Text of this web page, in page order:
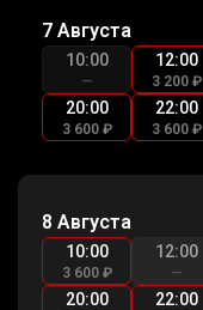
7 Августа
10:00
—
12:00
3 200 ₽
20:00
3 600 ₽
22:00
3 600 ₽
8 Августа
10:00
3 600 ₽
12:00
—
20:00 22:00